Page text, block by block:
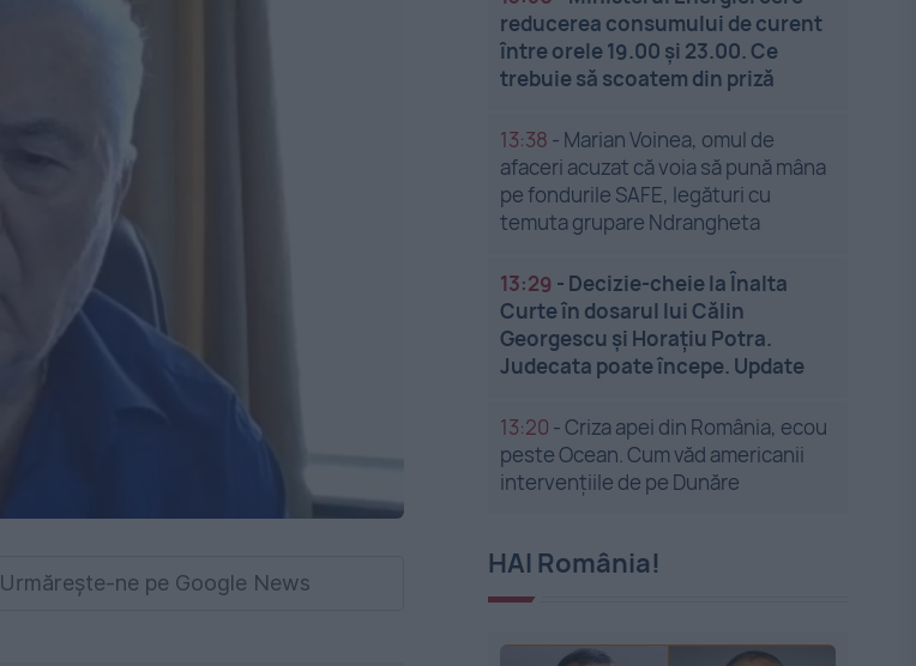
Urmărește-ne pe Google News
reducerea consumului de curent
între orele 19.00 și 23.00. Ce
trebuie să scoatem din priză
13:38 - Marian Voinea, omul de
afaceri acuzat că voia să pună mâna
pe fondurile SAFE, legături cu
temuta grupare Ndrangheta
13:29 - Decizie-cheie la Înalta
Curte în dosarul lui Călin
Georgescu și Horațiu Potra.
Judecata poate începe. Update
13:20 -Criza apei din România, ecou
peste Ocean. Cum văd americanii
intervențiile de pe Dunăre
HAI România!